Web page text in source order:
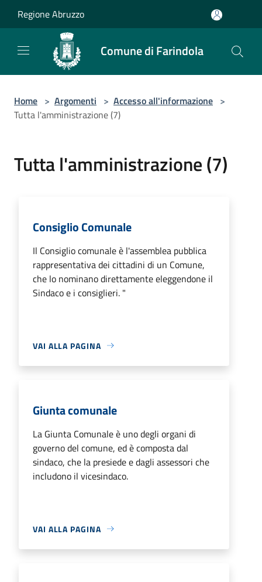
Regione Abruzzo
Comune di Farindola
Home > Argomenti > Accesso all'informazione >
Tutta l'amministrazione (7)
Tutta l'amministrazione (7)
Consiglio Comunale
Il Consiglio comunale è l'assemblea pubblica
rappresentativa dei cittadini di un Comune,
che lo nominano direttamente eleggendone il
Sindaco e i consiglieri. "
VAI ALLA PAGINA
Giunta comunale
La Giunta Comunale è uno degli organi di
governo del comune, ed è composta dal
sindaco, che la presiede e dagli assessori che
includono il vicesindaco.
VAI ALLA PAGINA